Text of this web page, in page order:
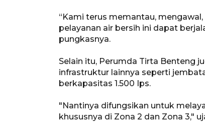
“Kami terus memantau,
pelayanan air bersih ini dapat
pungkasnya.
Selain itu, Perumda Tirta Benteng
infrastruktur lainnya seperti
berkapasitas 1.500 Ips.
"Nantinya difungsikan untuk
khususnya di Zona 2 dan Zona 3,"